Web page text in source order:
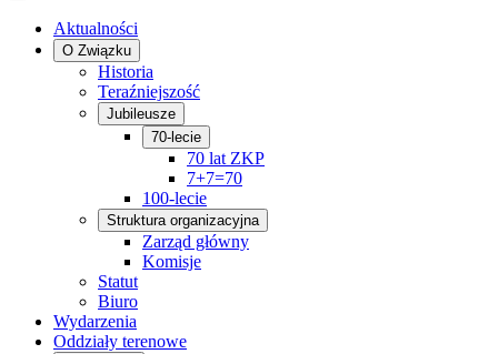
Aktualności
O Związku
Historia
Teraźniejszość
Jubileusze
70-lecie
70 lat ZKP
7+7=70
100-lecie
Struktura organizacyjna
Zarząd główny
Komisje
Statut
Biuro
Wydarzenia
Oddziały terenowe